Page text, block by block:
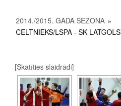
2014./2015. GADA SEZONA »
CELTNIEKS/LSPA - SK LATGOLS
[Skatīties slaidrādi]